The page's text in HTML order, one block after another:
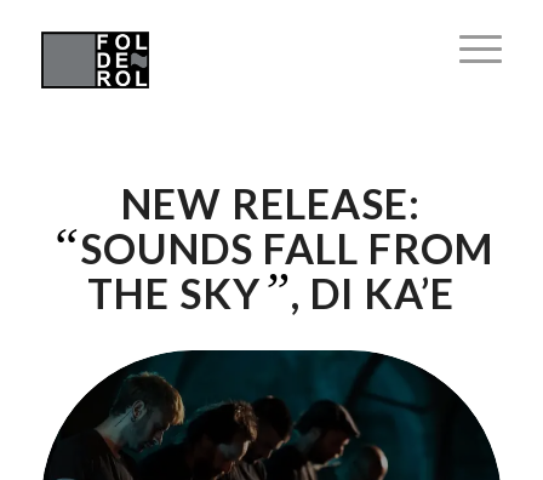
NEW RELEASE:
“SOUNDS FALL FROM
THE SKY”, DI KA’E